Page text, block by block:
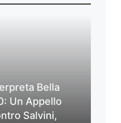
Bella
Un Appello
Salvini,